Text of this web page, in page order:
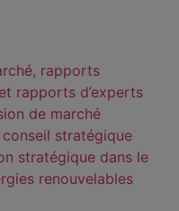
rapports
rapports d’experts
de marché
stratégique
stratégique dans le
renouvelables